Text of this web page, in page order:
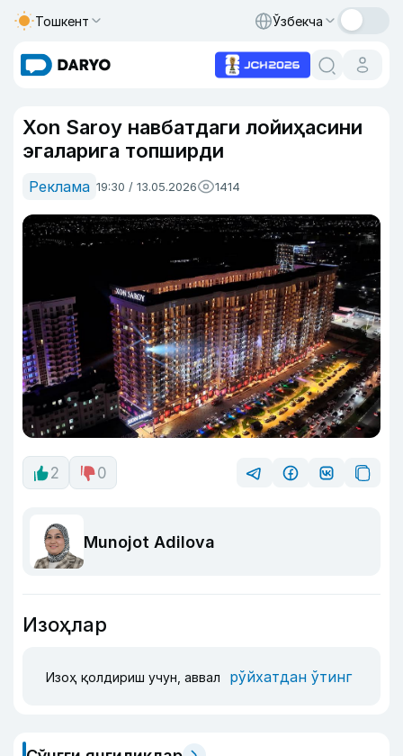
Тошкент Ўзбекча
Xon Saroy навбатдаги лойиҳасини
эгаларига топширди
Реклама 19:30 / 13.05.2026 1414
2 0
Munojot Adilova
Изоҳлар
Изоҳ қолдириш учун, аввал рўйхатдан ўтинг